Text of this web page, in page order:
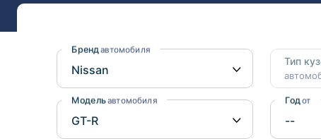
Nissan
Suzuki
Mercedes-
Бренд автомобиля
Модельавтомобиля
Тип
Год от